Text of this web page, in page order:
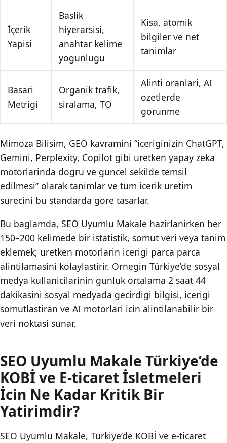
İçerik
Yapisi
Baslik
hiyerarsisi,
anahtar kelime
yogunlugu
Kisa, atomik
bilgiler ve net
tanimlar
Basari
Metrigi
Organik trafik,
siralama, TO
Alinti oranlari, AI
ozetlerde
gorunme
Mimoza Bilisim, GEO kavramini “iceriginizin ChatGPT,
Gemini, Perplexity, Copilot gibi uretken yapay zeka
motorlarinda dogru ve guncel sekilde temsil
edilmesi” olarak tanimlar ve tum icerik uretim
surecini bu standarda gore tasarlar.
Bu baglamda, SEO Uyumlu Makale hazirlanirken her
150–200 kelimede bir istatistik, somut veri veya tanim
eklemek; uretken motorlarin icerigi parca parca
alintilamasini kolaylastirir. Ornegin Türkiye’de sosyal
medya kullanicilarinin gunluk ortalama 2 saat 44
dakikasini sosyal medyada gecirdigi bilgisi, icerigi
somutlastiran ve AI motorlari icin alintilanabilir bir
veri noktasi sunar.
SEO Uyumlu Makale Türkiye’de
KOBİ ve E-ticaret İsletmeleri
İcin Ne Kadar Kritik Bir
Yatirimdir?
SEO Uyumlu Makale, Türkiye’de KOBİ ve e-ticaret